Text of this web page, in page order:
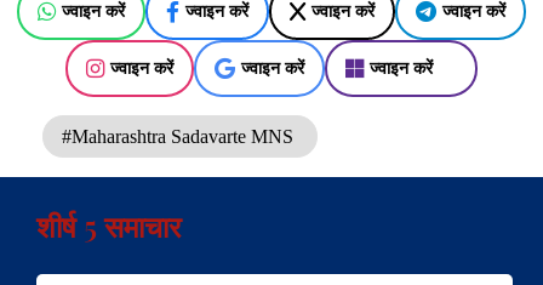
ज्वाइन करें ज्वाइन करें ज्वाइन करें ज्वाइन करें
ज्वाइन करें ज्वाइन करें ज्वाइन करें
#Maharashtra Sadavarte MNS
शीर्ष 5 समाचार